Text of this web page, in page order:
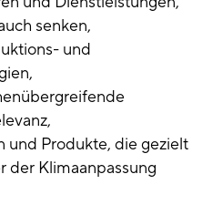
senken,
und
und Produkte, die gezielt
der Klimaanpassung